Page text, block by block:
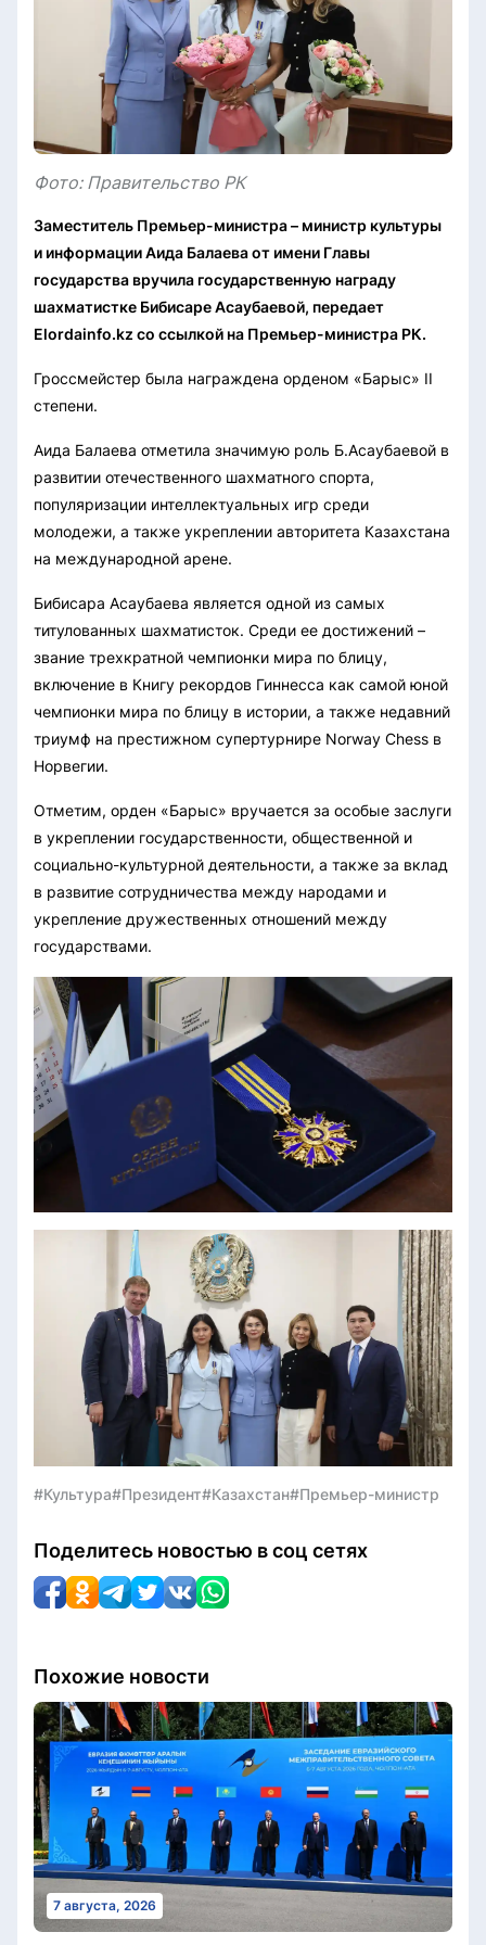
Фото: Правительство РК
Заместитель Премьер-министра – министр культуры
и информации Аида Балаева от имени Главы
государства вручила государственную награду
шахматистке Бибисаре Асаубаевой, передает
Elordainfo.kz со ссылкой на Премьер-министра РК.
Гроссмейстер была награждена орденом «Барыс» II
степени.
Аида Балаева отметила значимую роль Б.Асаубаевой в
развитии отечественного шахматного спорта,
популяризации интеллектуальных игр среди
молодежи, а также укреплении авторитета Казахстана
на международной арене.
Бибисара Асаубаева является одной из самых
титулованных шахматисток. Среди ее достижений –
звание трехкратной чемпионки мира по блицу,
включение в Книгу рекордов Гиннесса как самой юной
чемпионки мира по блицу в истории, а также недавний
триумф на престижном супертурнире Norway Chess в
Норвегии.
Отметим, орден «Барыс» вручается за особые заслуги
в укреплении государственности, общественной и
социально-культурной деятельности, а также за вклад
в развитие сотрудничества между народами и
укрепление дружественных отношений между
государствами.
#Культура#Президент#Казахстан#Премьер-министр
Поделитесь новостью в соц сетях
Похожие новости
7 августа, 2026